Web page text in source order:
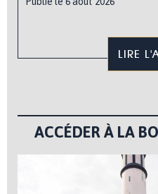
LIRE
ACCÉDER À LA